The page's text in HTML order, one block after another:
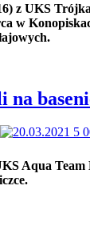
z UKS Trójka
w
na
Aqua